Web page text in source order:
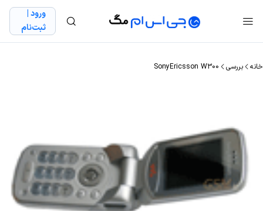
ورود |
ثبت‌نام
خانه بررسی SonyEricsson W300